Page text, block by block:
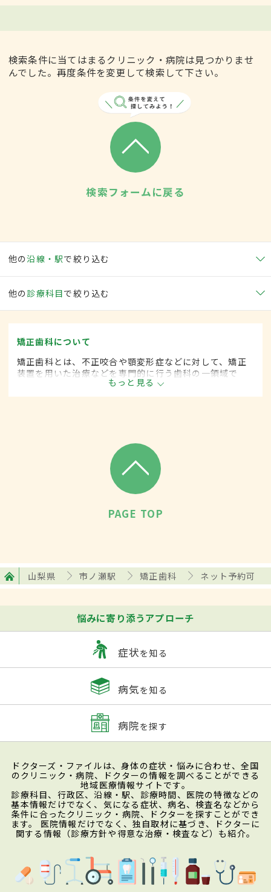
検索条件に当てはまるクリニック・病院は見つかりませ
んでした。再度条件を変更して検索して下さい。
検索フォームに戻る
他の沿線・駅で絞り込む
他の 診療科目で絞り込む
矯正歯科について
矯正歯科とは、不正咬合や顎変形症などに対して、矯正
装置を用いた治療などを専門的に行う歯科の一領域で
もっと見る
PAGE TOP
山梨県 市ノ瀬駅 矯正歯科 ネット予約可
悩みに寄り添うアプローチ
症状を知る
病気を知る
病院を探す
ドクターズ・ファイルは、身体の症状・悩みに合わせ、全国
のクリニック・病院、ドクターの情報を調べることができる
地域医療情報サイトです。
診療科目、行政区、沿線・駅、診療時間、医院の特徴などの
基本情報だけでなく、気になる症状、病名、検査名などから
条件に合ったクリニック・病院、ドクターを探すことができ
ます。 医院情報だけでなく、独自取材に基づき、ドクターに
関する情報（診療方針や得意な治療・検査など）も紹介。